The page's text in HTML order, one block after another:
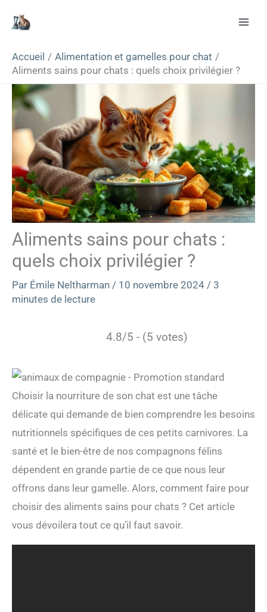
Accueil
Alimentation et gamelles pour chat
Aliments sains pour chats : quels choix privilégier ?
Aliments sains pour chats :
quels choix privilégier ?
Par Émile Neltharman / 10 novembre 2024 / 3
minutes de lecture
4.8/5 - (5 votes)
Choisir la nourriture de son chat est une tâche
délicate qui demande de bien comprendre les besoins
nutritionnels spécifiques de ces petits carnivores. La
santé et le bien-être de nos compagnons félins
dépendent en grande partie de ce que nous leur
offrons dans leur gamelle. Alors, comment faire pour
choisir des aliments sains pour chats ? Cet article
vous dévoilera tout ce qu’il faut savoir.